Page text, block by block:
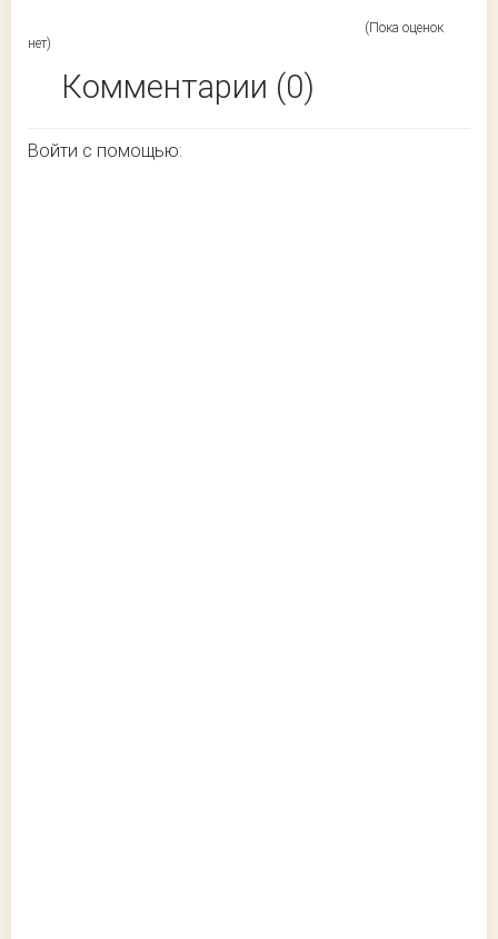
(Пока оценок
нет)
Комментарии (0)
Войти с помощью: